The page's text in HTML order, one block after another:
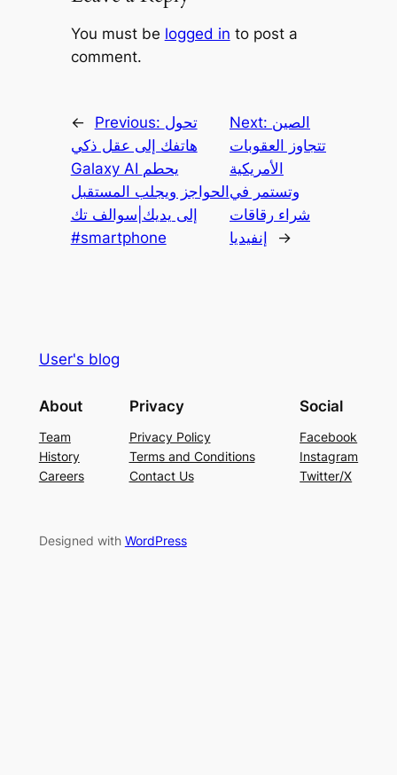
You must be logged in to post a
comment.
← Previous: تحول
هاتفك إلى عقل ذكي
Galaxy AI يحطم
الحواجز ويجلب المستقبل
إلى يديك|سوالف تك
#smartphone
Next: الصين
تتجاوز العقوبات
الأمريكية
وتستمر في
شراء رقاقات
إنفيديا
→
User's blog
About
Team
History
Careers
Privacy
Privacy Policy
Terms and Conditions
Contact Us
Social
Facebook
Instagram
Twitter/X
Designed with WordPress